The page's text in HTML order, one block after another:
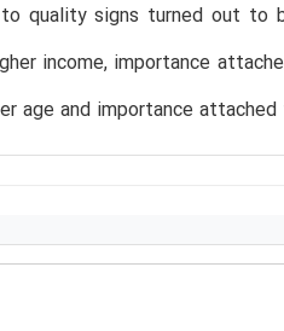
quality signs turned out
income, importance
age and importance